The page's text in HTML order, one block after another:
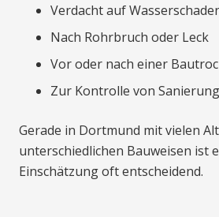
Verdacht auf
Nach Rohrbruch oder Leck
Vor oder nach einer
Zur Kontrolle von
Gerade in Dortmund mit vielen
unterschiedlichen Bauweisen ist
Einschätzung oft entscheidend.